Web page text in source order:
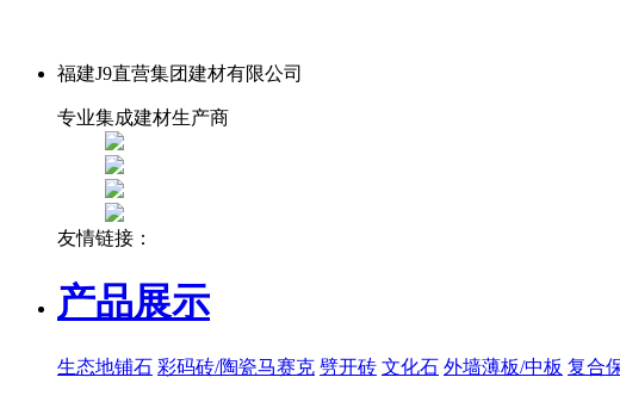
福建J9直营集团建材有限公司
专业集成建材生产商
友情链接：
产品展示
生态地铺石 彩码砖/陶瓷马赛克 劈开砖 文化石 外墙薄板/中板 复合